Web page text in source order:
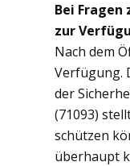
Bei
zur
Nach dem
Verfügung.
der
(71093)
schützen
überhaupt